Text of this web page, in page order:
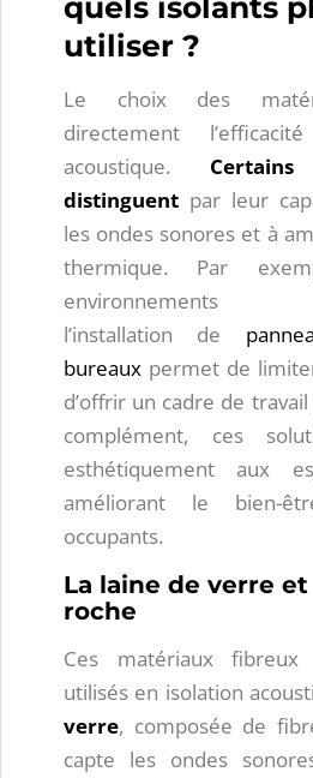
quels isolants
utiliser ?
Le choix des
directement
acoustique.
distinguent par leur
les ondes sonores et à
thermique. Par
environnements
l’installation de
bureaux permet de
d’offrir un cadre de
complément, ces
esthétiquement aux
améliorant le bien-
occupants.
La laine de verre
roche
Ces matériaux fibreux
utilisés en isolation
verre, composée de
capte les ondes